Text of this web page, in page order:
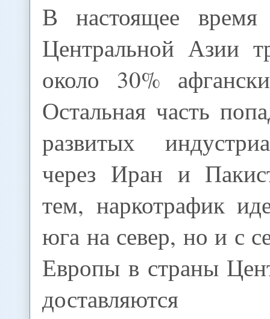
В настоящее время
Центральной Азии
около 30%
Остальная часть
развитых
через Иран и
тем, наркотрафик
юга на север, но и с
Европы в страны
доставляются